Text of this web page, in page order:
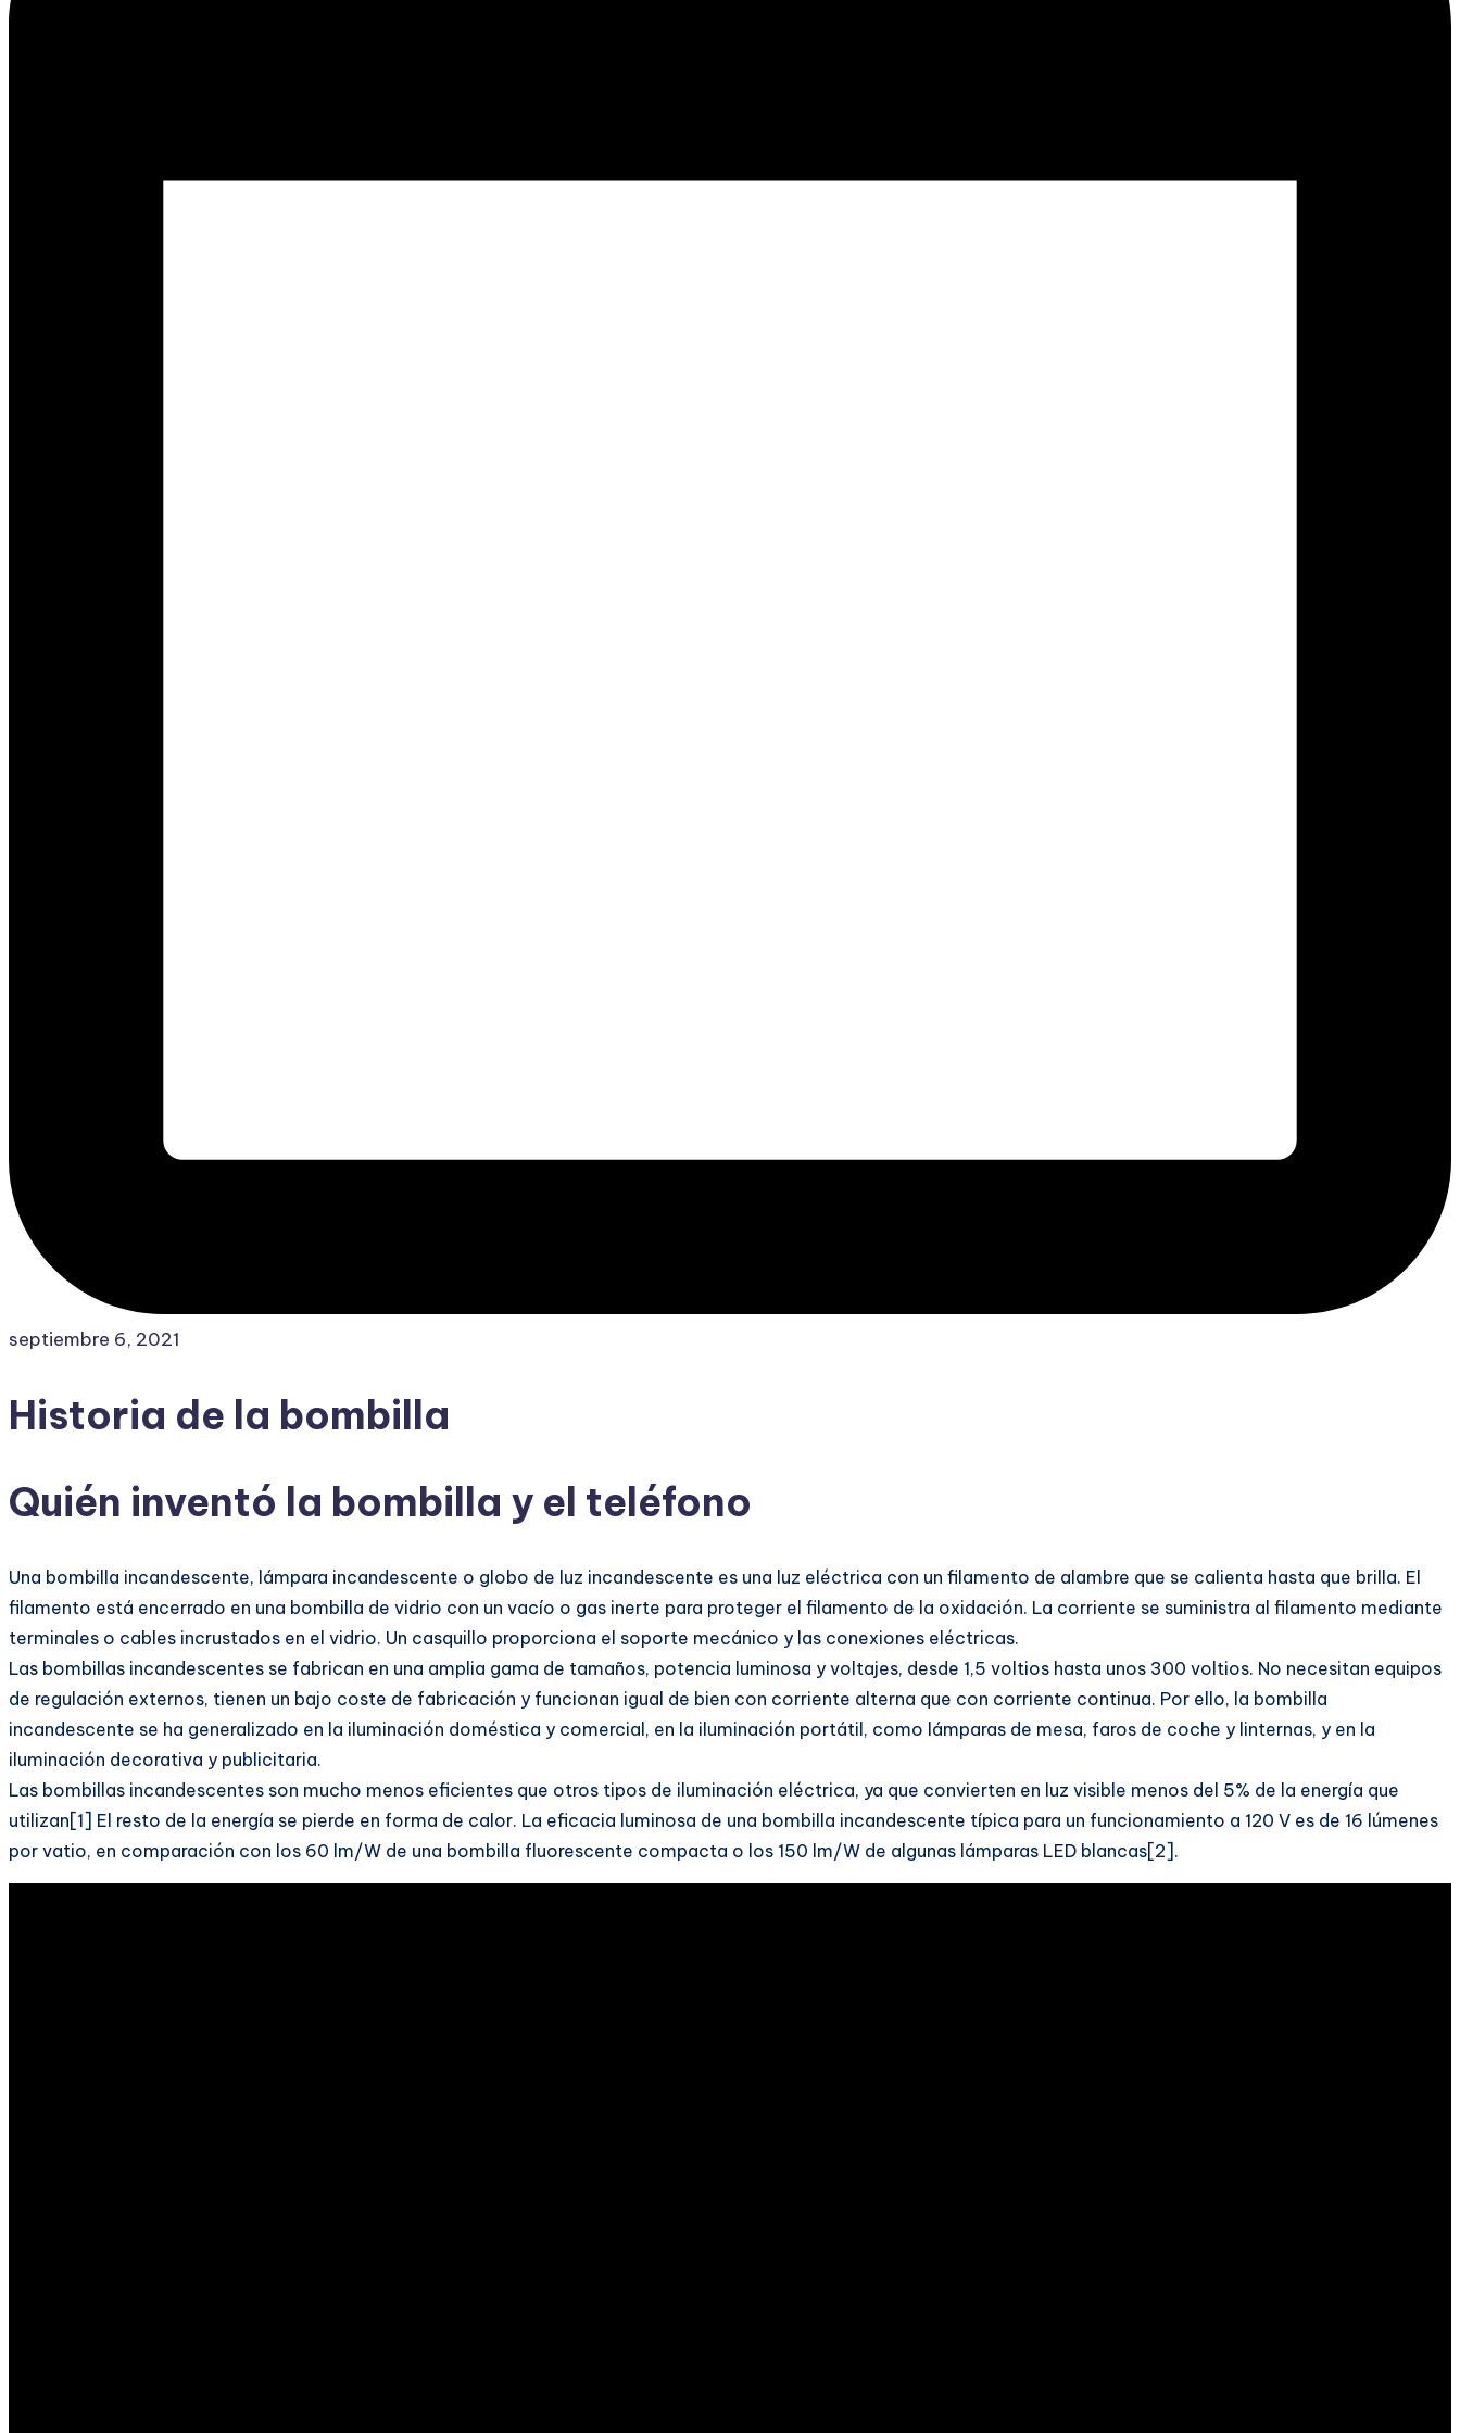
septiembre 6, 2021
Historia de la bombilla
Quién inventó la bombilla y el teléfono
Una bombilla incandescente, lámpara incandescente o globo de luz incandescente es una luz eléctrica con un filamento de alambre que se calienta hasta que brilla. El
filamento está encerrado en una bombilla de vidrio con un vacío o gas inerte para proteger el filamento de la oxidación. La corriente se suministra al filamento mediante
terminales o cables incrustados en el vidrio. Un casquillo proporciona el soporte mecánico y las conexiones eléctricas.
Las bombillas incandescentes se fabrican en una amplia gama de tamaños, potencia luminosa y voltajes, desde 1,5 voltios hasta unos 300 voltios. No necesitan equipos
de regulación externos, tienen un bajo coste de fabricación y funcionan igual de bien con corriente alterna que con corriente continua. Por ello, la bombilla
incandescente se ha generalizado en la iluminación doméstica y comercial, en la iluminación portátil, como lámparas de mesa, faros de coche y linternas, y en la
iluminación decorativa y publicitaria.
Las bombillas incandescentes son mucho menos eficientes que otros tipos de iluminación eléctrica, ya que convierten en luz visible menos del 5% de la energía que
utilizan[1] El resto de la energía se pierde en forma de calor. La eficacia luminosa de una bombilla incandescente típica para un funcionamiento a 120 V es de 16 lúmenes
por vatio, en comparación con los 60 lm/W de una bombilla fluorescente compacta o los 150 lm/W de algunas lámparas LED blancas[2].